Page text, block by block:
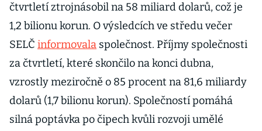
čtvrtletí ztrojnásobil na 58 miliard dolarů, což je
1,2 bilionu korun. O výsledcích ve středu večer
SELČ informovala společnost. Příjmy společnosti
za čtvrtletí, které skončilo na konci dubna,
vzrostly meziročně o 85 procent na 81,6 miliardy
dolarů (1,7 bilionu korun). Společností pomáhá
silná poptávka po čipech kvůli rozvoji umělé